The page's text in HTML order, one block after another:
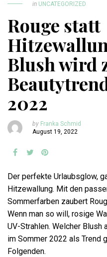
in UNCATEGORIZED
Rouge statt
Blush wird
2022
by Franka Schmid
August 19, 2022
Der perfekte Urlaubsglow,
Hitzewallung. Mit den
Sommerfarben zaubert
Wenn man so will, rosige
UV-Strahlen. Welcher Blush
im Sommer 2022 als Trend
Folgenden.